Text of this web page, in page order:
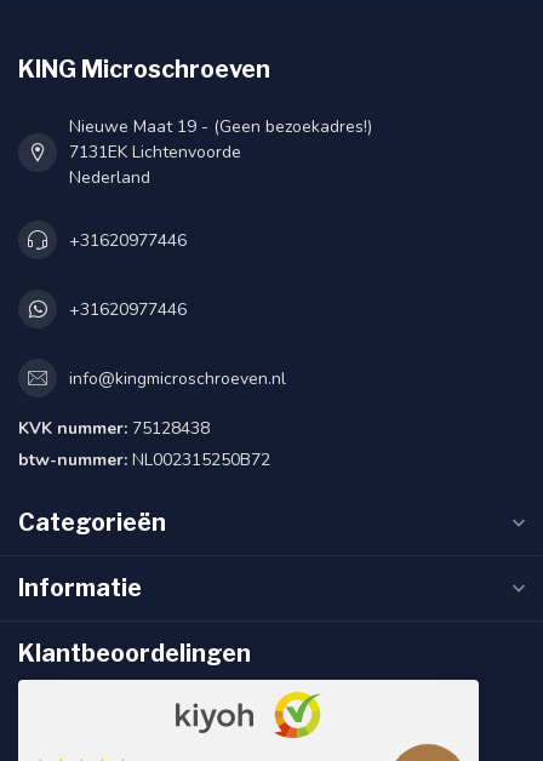
KING Microschroeven
Nieuwe Maat 19 - (Geen bezoekadres!)
7131EK Lichtenvoorde
Nederland
+31620977446
+31620977446
info@kingmicroschroeven.nl
KVK nummer: 75128438
btw-nummer: NL002315250B72
Categorieën
Informatie
Klantbeoordelingen